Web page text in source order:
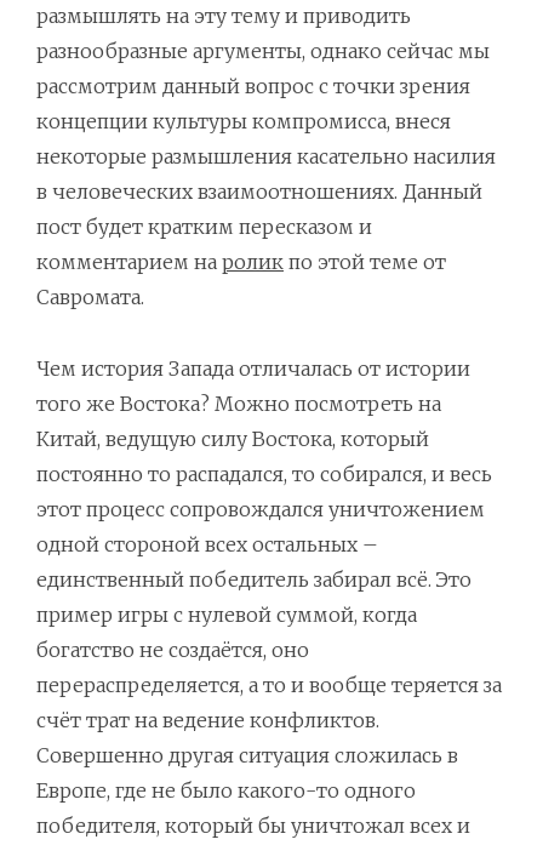
размышлять на эту тему и приводить
разнообразные аргументы, однако сейчас мы
рассмотрим данный вопрос с точки зрения
концепции культуры компромисса, внеся
некоторые размышления касательно насилия
в человеческих взаимоотношениях. Данный
пост будет кратким пересказом и
комментарием на ролик по этой теме от
Савромата.
Чем история Запада отличалась от истории
того же Востока? Можно посмотреть на
Китай, ведущую силу Востока, который
постоянно то распадался, то собирался, и весь
этот процесс сопровождался уничтожением
одной стороной всех остальных –
единственный победитель забирал всё. Это
пример игры с нулевой суммой, когда
богатство не создаётся, оно
перераспределяется, а то и вообще теряется за
счёт трат на ведение конфликтов.
Совершенно другая ситуация сложилась в
Европе, где не было какого-то одного
победителя, который бы уничтожал всех и